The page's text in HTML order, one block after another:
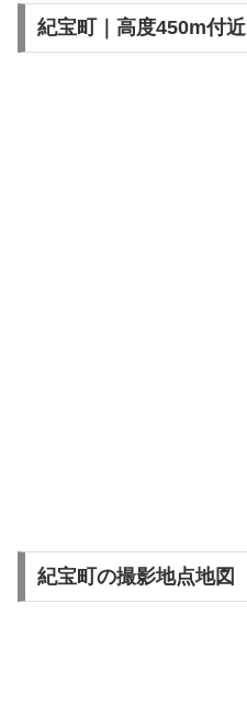
紀宝町｜高度450m付近
紀宝町の撮影地点地図